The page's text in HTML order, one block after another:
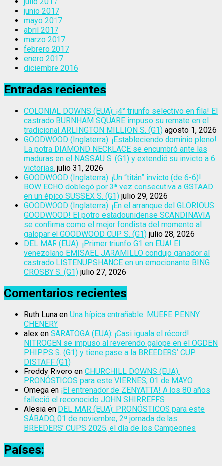
junio 2017
mayo 2017
abril 2017
marzo 2017
febrero 2017
enero 2017
diciembre 2016
Entradas recientes
COLONIAL DOWNS (EUA): ¡4° triunfo selectivo en fila! El
castrado BURNHAM SQUARE impuso su remate en el
tradicional ARLINGTON MILLION S. (G1) agosto 1, 2026
GOODWOOD (Inglaterra): ¡Estableciendo dominio pleno!
La potra DIAMOND NECKLACE se encumbró ante las
maduras en el NASSAU S. (G1) y extendió su invicto a 6
victorias. julio 31, 2026
GOODWOOD (Inglaterra): ¡Un “titán” invicto (de 6-6)!
BOW ECHO doblegó por 3ª vez consecutiva a GSTAAD
en un épico SUSSEX S. (G1) julio 29, 2026
GOODWOOD (Inglaterra): ¡En el arranque del GLORIOUS
GOODWOOD! El potro estadounidense SCANDINAVIA
se confirma como el mejor fondista del momento al
galopar el GOODWOOD CUP S. (G1) julio 28, 2026
DEL MAR (EUA): ¡Primer triunfo G1 en EUA! El
venezolano EMISAEL JARAMILLO condujo ganador al
castrado LISTENUPSHANCE en un emocionante BING
CROSBY S. (G1) julio 27, 2026
Comentarios recientes
Ruth Luna en Una hípica entrañable: MUERE PENNY
CHENERY
alex en SARATOGA (EUA): ¡Casi iguala el récord!
NITROGEN se impuso al reverendo galope en el OGDEN
PHIPPS S. (G1) y tiene pase a la BREEDERS’ CUP
DISTAFF (G1)
Freddy Rivero en CHURCHILL DOWNS (EUA):
PRONÓSTICOS para este VIERNES, 01 de MAYO
Omega en ¡El entrenador de ZENYATTA! A los 80 años
falleció el reconocido JOHN SHIRREFFS
Alesia en DEL MAR (EUA): PRONÓSTICOS para este
SÁBADO, 01 de noviembre, 2ª jornada de las
BREEDERS’ CUPS 2025, el día de los Campeones
Países: